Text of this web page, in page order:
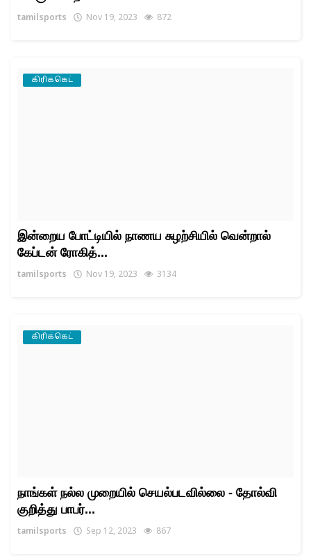
tamilsports Nov 19, 2023 872
கிரிக்கெட்
இன்றைய போட்டியில் நாணய சுழற்சியில் வென்றால்
கேப்டன் ரோகித்...
tamilsports Nov 19, 2023 3134
கிரிக்கெட்
நாங்கள் நல்ல முறையில் செயல்படவில்லை - தோல்வி
குறித்து பாபர்...
tamilsports Sep 12, 2023 867